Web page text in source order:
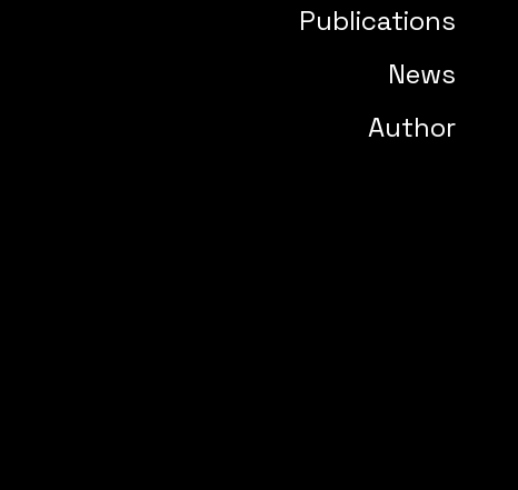
Publications
News
Author